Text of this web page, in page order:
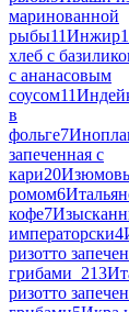
маринованной
рыбы11Инжир
хлеб с
с ананасовым
соусом11
в
фольге7
запеченная с
кари20
ромом6
кофе7
императорски4
ризотто
грибами_213
ризотто